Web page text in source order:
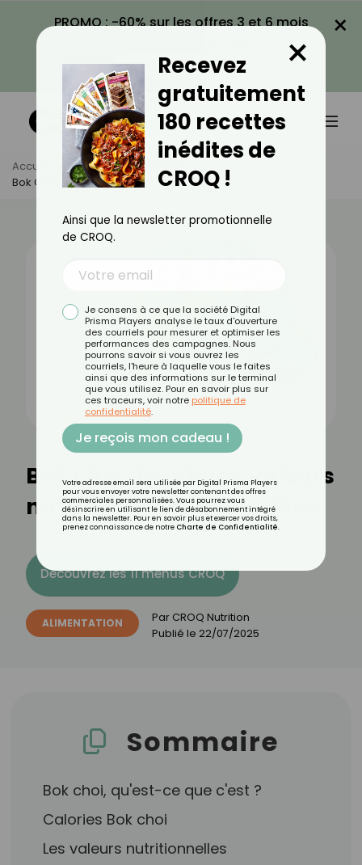
PROMO : -60% sur les offres 3 et 6 mois
VOIR LA PROMO
×
Accueil Actus
Alimentation
Bok Choi : Bienfaits, Valeurs Nutritionnelles Et Recettes
Bok choi : bienfaits, valeurs
nutritionnelles et recettes
Découvrez les 11 menus CROQ
ALIMENTATION Par CROQ Nutrition
Publié le 22/07/2025
Sommaire
Bok choi, qu'est-ce que c'est ?
Calories Bok choi
Les valeurs nutritionnelles
Recevez
gratuitement
180 recettes
inédites de
CROQ !
×
Ainsi que la newsletter promotionnelle
de CROQ.
Je consens à ce que la société Digital
Prisma Players analyse le taux d'ouverture
des courriels pour mesurer et optimiser les
performances des campagnes. Nous
pourrons savoir si vous ouvrez les
courriels, l'heure à laquelle vous le faites
ainsi que des informations sur le terminal
que vous utilisez. Pour en savoir plus sur
ces traceurs, voir notre politique de
confidentialité.
Je reçois mon cadeau !
Votre adresse email sera utilisée par Digital Prisma Players
pour vous envoyer votre newsletter contenant des offres
commerciales personnalisées. Vous pourrez vous
désinscrire en utilisant le lien de désabonnement intégré
dans la newsletter. Pour en savoir plus et exercer vos droits,
prenez connaissance de notre Charte de Confidentialité.